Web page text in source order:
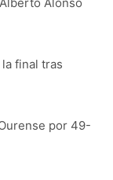
Alonso
final tras
por 49-